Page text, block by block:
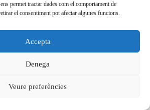
permet tractar dades com el comportament de
el consentiment pot afectar algunes funcions.
Accepta
Denega
Veure preferències